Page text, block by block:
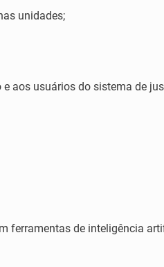
unidades;
aos usuários do sistema de
ferramentas de inteligência